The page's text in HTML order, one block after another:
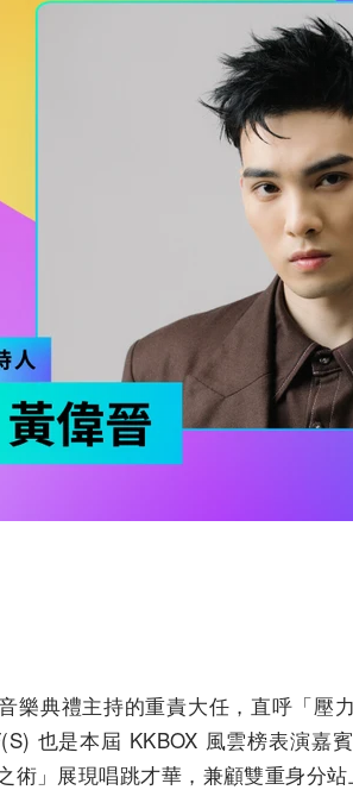
樂典禮主持的重責大任，直呼「壓
也是本屆 KKBOX 風雲榜表演嘉
術」展現唱跳才華，兼顧雙重身分